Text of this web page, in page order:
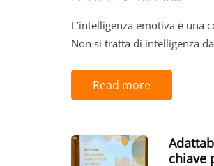
L’intelligenza emotiva è una
Non si tratta di intelligenza
Read more
chiave